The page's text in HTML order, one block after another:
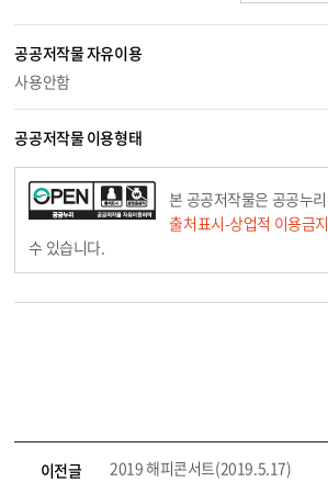
공공저작물 자유이용
사용안함
공공저작물 이용형태
본 공공저작물은 공공누리
출처표시-상업적 이용금지
수 있습니다.
이전글 2019 해피콘서트(2019.5.17)